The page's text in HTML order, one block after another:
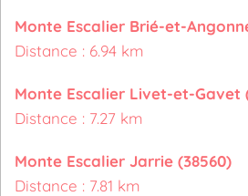
Monte Escalier Brié-et-
Distance : 6.94 km
Monte Escalier Livet-et-Gavet
Distance : 7.27 km
Monte Escalier Jarrie (38560)
Distance : 7.81 km